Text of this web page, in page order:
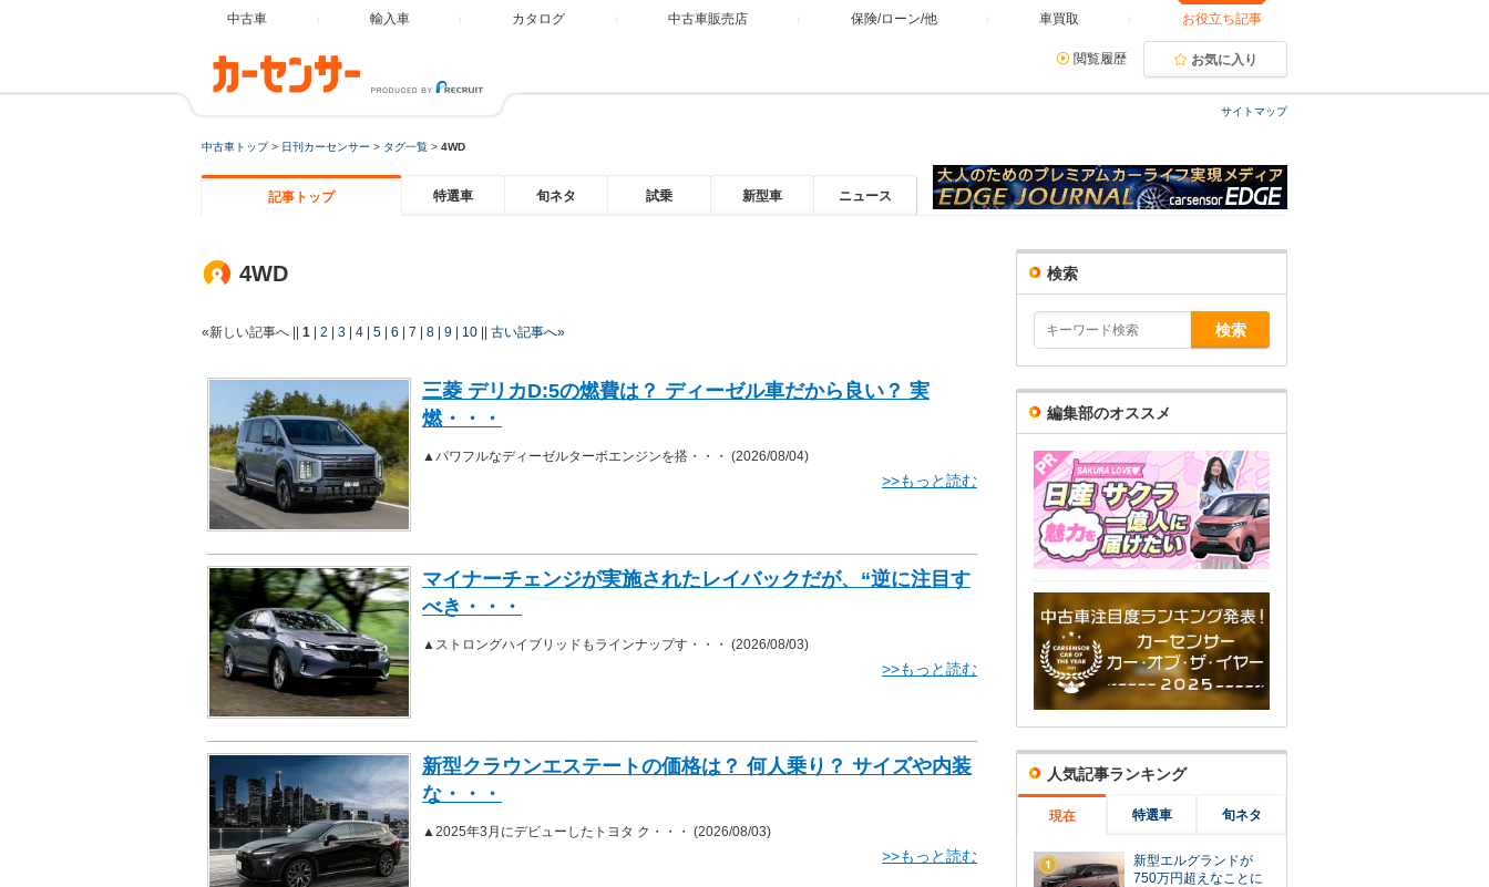
中古車 輸入車 カタログ 中古車販売店 保険/ローン/他 車買取 お役立ち記事
閲覧履歴 お気に入り
サイトマップ
中古車トップ> 日刊カーセンサー > タグ一覧 > 4WD
記事トップ 特選車 旬ネタ 試乗 新型車 ニュース
4WD
«新しい記事へ 1 2 3 4 5 6 7 8 9 10 古い記事へ»
三菱 デリカD:5の燃費は？ ディーゼル車だから良い？ 実
燃・・・
▲パワフルなディーゼルターボエンジンを搭・・・ (2026/08/04)
>>もっと読む
マイナーチェンジが実施されたレイバックだが、“逆に注目す
べき・・・
▲ストロングハイブリッドもラインナップす・・・ (2026/08/03)
>>もっと読む
新型クラウンエステートの価格は？ 何人乗り？ サイズや内装
な・・・
▲2025年3月にデビューしたトヨタ ク・・・ (2026/08/03)
>>もっと読む
検索
編集部のオススメ
人気記事ランキング
現在 特選車 旬ネタ
1
新型エルグランドが
750万円超えなことに